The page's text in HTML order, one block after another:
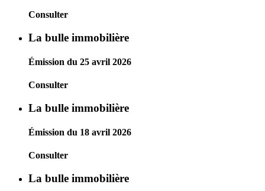
Consulter
La bulle immobilière
Émission du 25 avril 2026
Consulter
La bulle immobilière
Émission du 18 avril 2026
Consulter
La bulle immobilière